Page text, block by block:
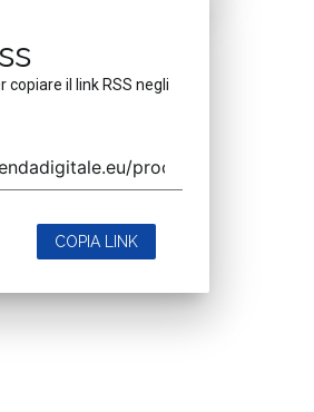
copiare il link RSS negli
COPIA LINK